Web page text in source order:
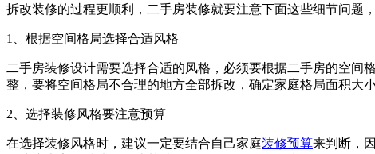
拆改装修的过程更顺利， 二手房装修就要注意下面这些细节问题
1、根据空间格局选择合适风格
二手房装修设计需要选择合适的风格，必须要根据二手房的空
整，要将空间格局不合理的地方全部拆改，确定家庭格局面积大
2、选择装修风格要注意预算
在选择装修风格时，建议一定要结合自己家庭装修预算来判断，